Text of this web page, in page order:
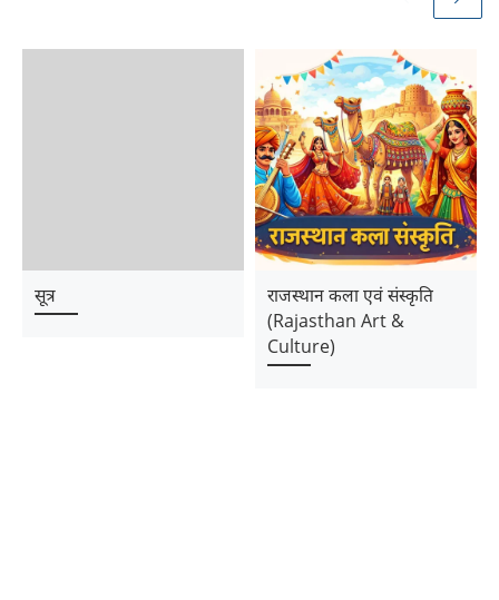
सूत्र
राजस्थान कला एवं संस्कृति
(Rajasthan Art &
Culture)